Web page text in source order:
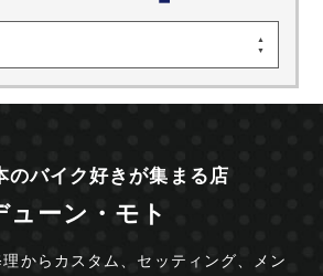
のバイク好きが集まる店
ューン・モト
からカスタム、セッティング、
メン